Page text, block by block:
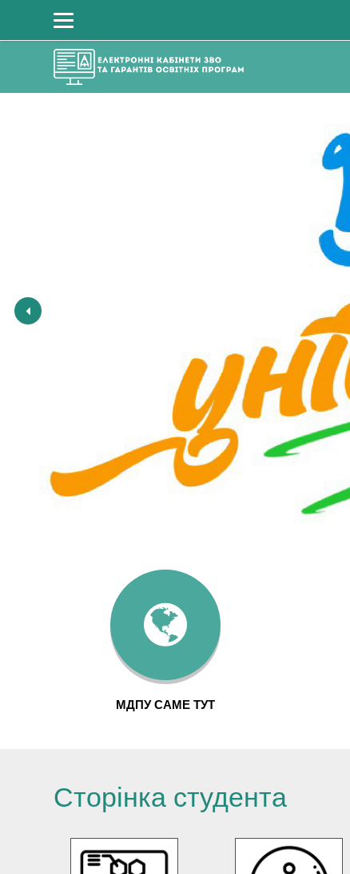
Перейти до головного вмісту
МДПУ САМЕ ТУТ
Сторінка студента